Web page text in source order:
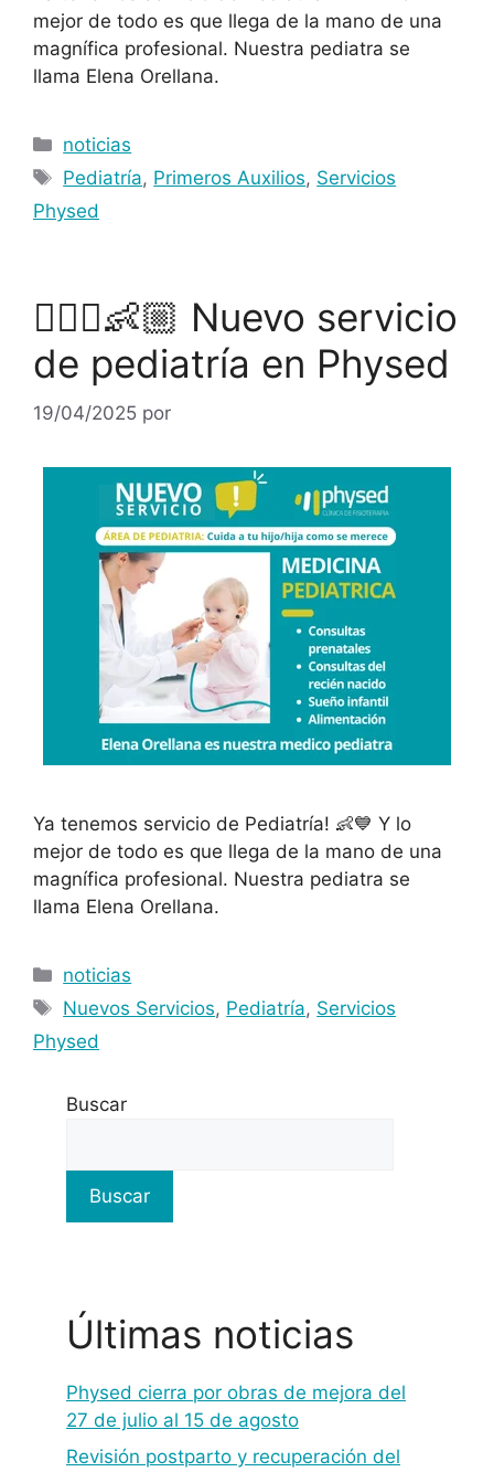
mejor de todo es que llega de la mano de una
magnífica profesional. Nuestra pediatra se
llama Elena Orellana.
noticias
Pediatría, Primeros Auxilios, Servicios
Physed
👩🏼‍⚕️👶🏼 Nuevo servicio
de pediatría en Physed
19/04/2025 por
Ya tenemos servicio de Pediatría! 👶💙 Y lo
mejor de todo es que llega de la mano de una
magnífica profesional. Nuestra pediatra se
llama Elena Orellana.
noticias
Nuevos Servicios, Pediatría, Servicios
Physed
Buscar
Buscar
Últimas noticias
Physed cierra por obras de mejora del
27 de julio al 15 de agosto
Revisión postparto y recuperación del